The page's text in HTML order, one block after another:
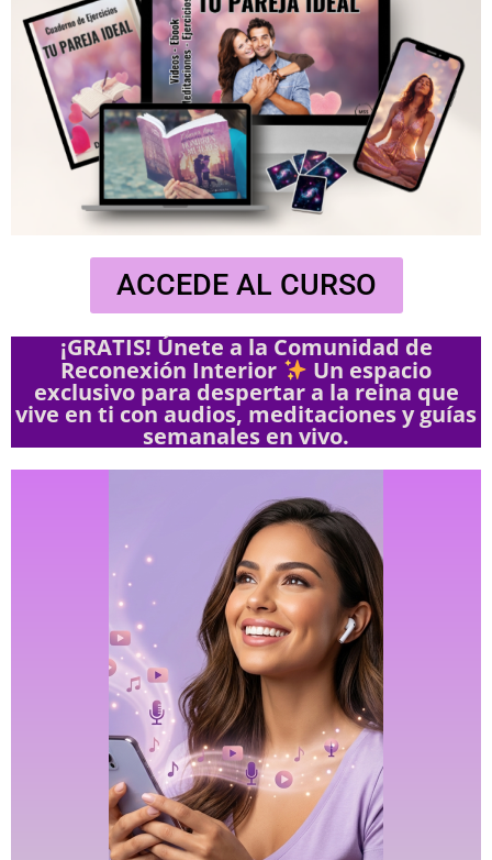
ACCEDE AL CURSO
¡GRATIS! Únete a la Comunidad de
Reconexión Interior Un espacio
exclusivo para despertar a la reina que
vive en ti con audios, meditaciones y guías
semanales en vivo.